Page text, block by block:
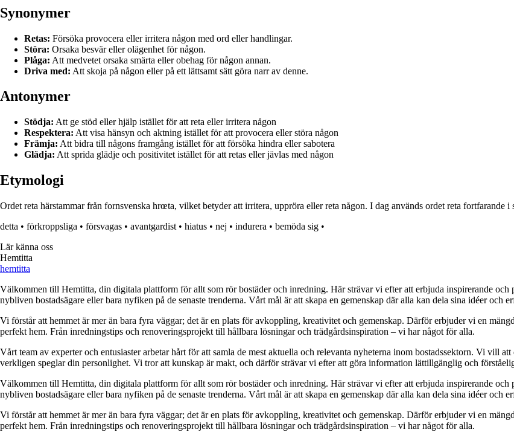
Synonymer
Retas: Försöka provocera eller irritera någon med ord eller handlingar.
Störa: Orsaka besvär eller olägenhet för någon.
Plåga: Att medvetet orsaka smärta eller obehag för någon annan.
Driva med: Att skoja på någon eller på ett lättsamt sätt göra narr av denne.
Antonymer
Stödja: Att ge stöd eller hjälp istället för att reta eller irritera någon
Respektera: Att visa hänsyn och aktning istället för att provocera eller störa någon
Främja: Att bidra till någons framgång istället för att försöka hindra eller sabotera
Glädja: Att sprida glädje och positivitet istället för att retas eller jävlas med någon
Etymologi
Ordet reta härstammar från fornsvenska hrœta, vilket betyder att irritera, uppröra eller reta någon. I dag används ordet reta fortfarande
detta • förkroppsliga • försvagas • avantgardist • hiatus • nej • indurera • bemöda sig •
Lär känna oss
Hemtitta
hemtitta
Välkommen till Hemtitta, din digitala plattform för allt som rör bostäder och inredning. Här strävar vi efter att erbjuda inspirerande och
nybliven bostadsägare eller bara nyfiken på de senaste trenderna. Vårt mål är att skapa en gemenskap där alla kan dela sina idéer och
Vi förstår att hemmet är mer än bara fyra väggar; det är en plats för avkoppling, kreativitet och gemenskap. Därför erbjuder vi en
perfekt hem. Från inredningstips och renoveringsprojekt till hållbara lösningar och trädgårdsinspiration – vi har något för alla.
Vårt team av experter och entusiaster arbetar hårt för att samla de mest aktuella och relevanta nyheterna inom bostadssektorn. Vi vill
verkligen speglar din personlighet. Vi tror att kunskap är makt, och därför strävar vi efter att göra information lättillgänglig och
Välkommen till Hemtitta, din digitala plattform för allt som rör bostäder och inredning. Här strävar vi efter att erbjuda inspirerande och
nybliven bostadsägare eller bara nyfiken på de senaste trenderna. Vårt mål är att skapa en gemenskap där alla kan dela sina idéer och
Vi förstår att hemmet är mer än bara fyra väggar; det är en plats för avkoppling, kreativitet och gemenskap. Därför erbjuder vi en
perfekt hem. Från inredningstips och renoveringsprojekt till hållbara lösningar och trädgårdsinspiration – vi har något för alla.